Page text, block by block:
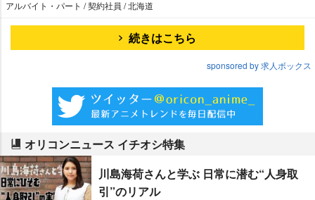
アルバイト・パート / 契約社員 / 北海道
続きはこちら
sponsored by 求人ボックス
オリコンニュース イチオシ特集
川島海荷さんと学ぶ 日常に潜む“人身取
引”のリアル